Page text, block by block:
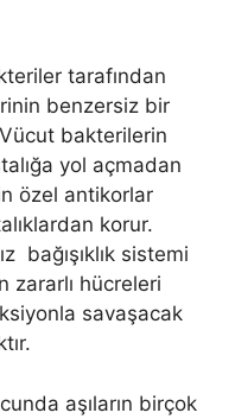
tarafından
benzersiz bir
bakterilerin
yol açmadan
özel antikorlar
korur.
bağışıklık sistemi
zararlı hücreleri
savaşacak
aşıların birçok